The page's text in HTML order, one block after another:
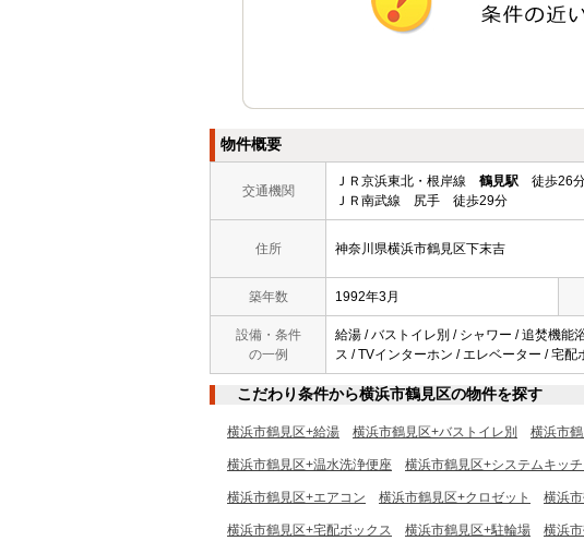
物件概要
交通機関
ＪＲ京浜東北・根岸線 鶴見駅 徒歩26
ＪＲ南武線 尻手 徒歩29分
住所 神奈川県横浜市鶴見区下末吉
築年数 1992年3月
設備・条件
の一例
給湯 / バストイレ別 / シャワー / 追焚機能
ス / TVインターホン / エレベーター / 宅
こだわり条件から横浜市鶴見区の物件を探す
横浜市鶴見区+給湯 横浜市鶴見区+バストイレ別 横浜市
横浜市鶴見区+温水洗浄便座 横浜市鶴見区+システムキッ
横浜市鶴見区+エアコン 横浜市鶴見区+クロゼット 横浜
横浜市鶴見区+宅配ボックス 横浜市鶴見区+駐輪場 横浜